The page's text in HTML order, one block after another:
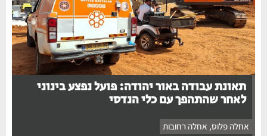
תאונת עבודה באור יהודה: פועל נפצע בינוני
לאחר שהתהפך עם כלי הנדסי
אחלה פלוס ,אחלה רחובות